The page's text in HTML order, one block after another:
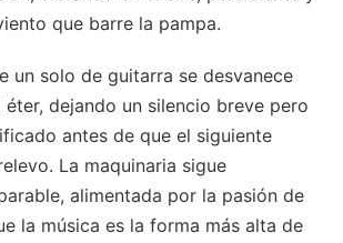
que barre la pampa.
un solo de guitarra se desvanece
éter, dejando un silencio breve pero
antes de que el siguiente
La maquinaria sigue
alimentada por la pasión de
la música es la forma más alta de